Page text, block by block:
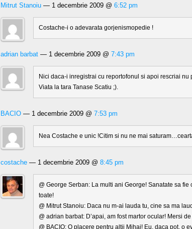
Mitrut Stanoiu — 1 decembrie 2009 @ 6:52 pm
Costache-i o adevarata gorjenismopedie !
adrian barbat — 1 decembrie 2009 @ 7:43 pm
Nici daca-i inregistrai cu reportofonul si apoi rescriai nu
Viata la tara Tanase Scatiu ;).
BACIO — 1 decembrie 2009 @ 7:53 pm
Nea Costache e unic !Citim si nu ne mai
costache — 1 decembrie 2009 @ 8:45 pm
@ George Serban: La multi ani George! Sanatate sa
toate!
@ Mitrut Stanoiu: Daca nu m-ai lauda tu, cine sa ma
@ adrian barbat: D’apai, am fost martor ocular! Mersi
@ BACIO: O placere pentru altii Mihai! Eu, daca pot, o